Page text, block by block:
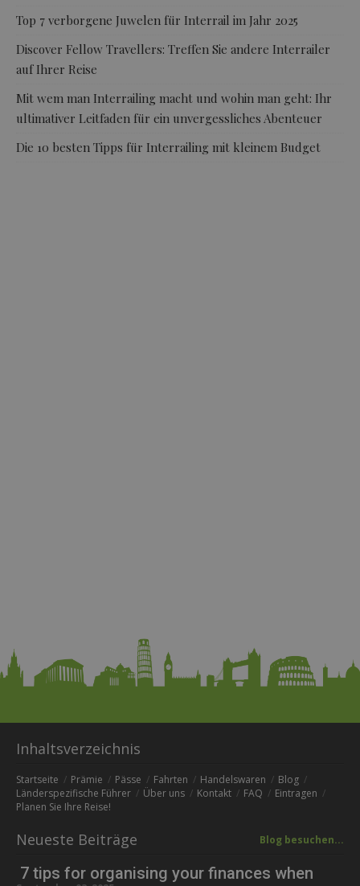
Top 7 verborgene Juwelen für Interrail im Jahr 2025
Discover Fellow Travellers: Treffen Sie andere Interrailer
auf Ihrer Reise
Mit wem man Interrailing macht und wohin man geht: Ihr
ultimativer Leitfaden für ein unvergessliches Abenteuer
Die 10 besten Tipps für Interrailing mit kleinem Budget
Inhaltsverzeichnis
Startseite Prämie Pässe Fahrten Handelswaren
Blog
Länderspezifische Führer
Über uns Kontakt FAQ
Eintragen
Planen Sie Ihre Reise!
Neueste Beiträge Blog besuchen...
7 tips for organising your finances when